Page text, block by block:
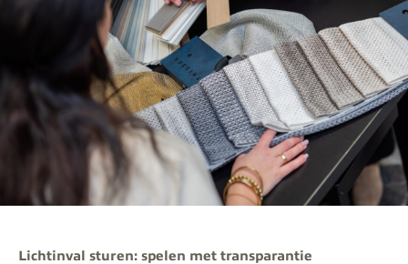
Lichtinval sturen: spelen met transparantie